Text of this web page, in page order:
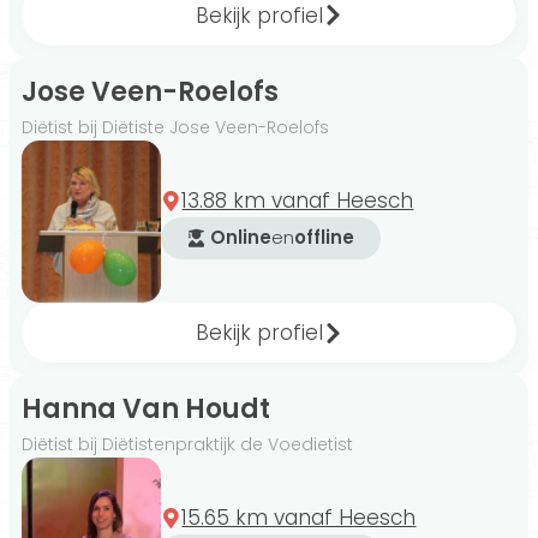
beperking en sportvoeding. Het is belangrijk
in het gebied waarin jij ondersteuning nodig
hebt.
Wist je dat...
…een kennismaking is altijd gratis als je een
diëtist benadert via Gezondeten.nl. Zo bieden
we je de gelegenheid om te kijken of de door
jou uitgekozen diëtist ook echt bij je past.
Voedingsschema's op
maat
Bekijk profiel
Jose Veen-Roelofs
Diëtist bij Diëtiste Jose Veen-Roelofs
13.88 km vanaf Heesch
Onlineenoffline
Bekijk profiel
Hanna Van Houdt
Diëtist bij Diëtistenpraktijk de Voedietist
15.65 km vanaf Heesch